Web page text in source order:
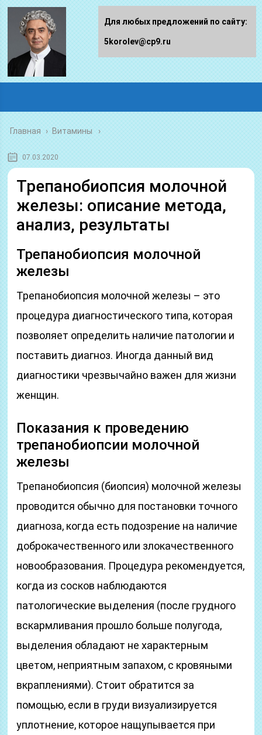
Главная › Витамины
07.03.2020
Трепанобиопсия молочной
железы: описание метода,
анализ, результаты
Трепанобиопсия молочной
железы
Трепанобиопсия молочной железы – это
процедура диагностического типа, которая
позволяет определить наличие патологии и
поставить диагноз. Иногда данный вид
диагностики чрезвычайно важен для жизни
женщин.
Показания к проведению
трепанобиопсии молочной
железы
Трепанобиопсия (биопсия) молочной железы
проводится обычно для постановки точного
диагноза, когда есть подозрение на наличие
доброкачественного или злокачественного
новообразования. Процедура рекомендуется,
когда из сосков наблюдаются
патологические выделения (после грудного
вскармливания прошло больше полугода,
выделения обладают не характерным
цветом, неприятным запахом, с кровяными
вкраплениями). Стоит обратится за
помощью, если в груди визуализируется
уплотнение, которое нащупывается при
Для любых предложений по сайту:
5korolev@cp9.ru